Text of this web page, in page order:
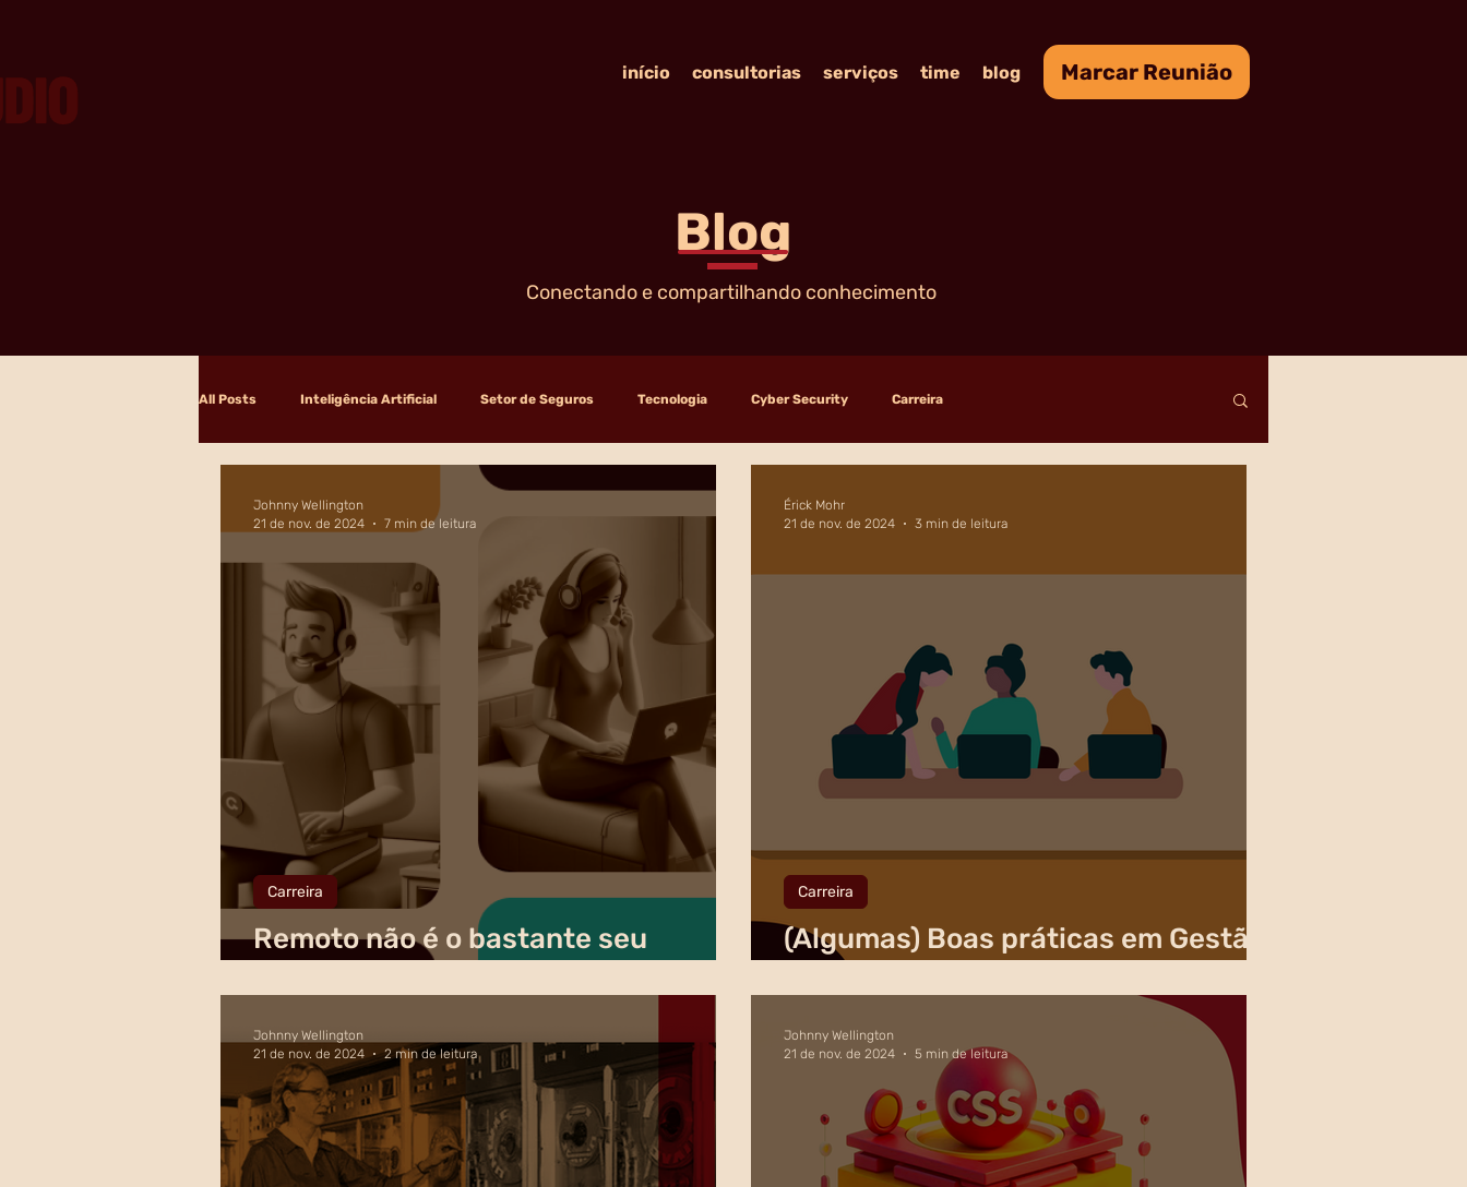
início consultorias serviços time blog Marcar Reunião
Blog
Conectando e compartilhando conhecimento
All Posts Inteligência Artificial Setor de Seguros Tecnologia Cyber Security Carreira
Remoto não é o bastante seu
Carreira
Johnny Wellington
21 de nov. de 2024
7 min de leitura
(Algumas) Boas práticas em Gestão
Carreira
Érick Mohr
21 de nov. de 2024
3 min de leitura
Johnny Wellington
21 de nov. de 2024
2 min de leitura
Johnny Wellington
21 de nov. de 2024
5 min de leitura